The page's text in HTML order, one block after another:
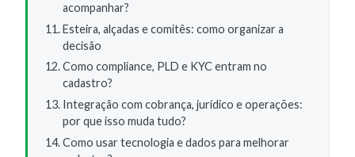
acompanhar?
Esteira, alçadas e comitês: como organizar a
decisão
Como compliance, PLD e KYC entram no
cadastro?
Integração com cobrança, jurídico e operações:
por que isso muda tudo?
Como usar tecnologia e dados para melhorar